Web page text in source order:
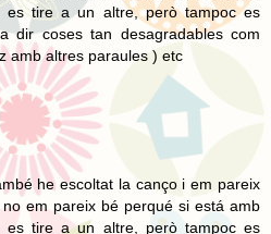
tire a un altre, però tampoc es
dir coses tan desagradables com
amb altres paraules ) etc
he escoltat la canço i em pareix
em pareix bé perqué si está amb
tire a un altre, però tampoc es